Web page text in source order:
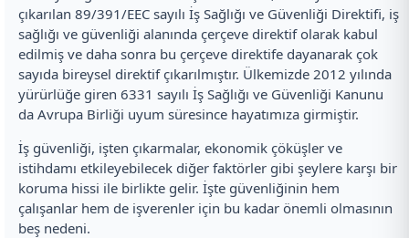
çıkarılan 89/391/EEC sayılı İş Sağlığı ve Güvenliği Direktifi, iş
sağlığı ve güvenliği alanında çerçeve direktif olarak kabul
edilmiş ve daha sonra bu çerçeve direktife dayanarak çok
sayıda bireysel direktif çıkarılmıştır. Ülkemizde 2012 yılında
yürürlüğe giren 6331 sayılı İş Sağlığı ve Güvenliği Kanunu
da Avrupa Birliği uyum süresince hayatımıza girmiştir.
İş güvenliği, işten çıkarmalar, ekonomik çöküşler ve
istihdamı etkileyebilecek diğer faktörler gibi şeylere karşı bir
koruma hissi ile birlikte gelir. İşte güvenliğinin hem
çalışanlar hem de işverenler için bu kadar önemli olmasının
beş nedeni.